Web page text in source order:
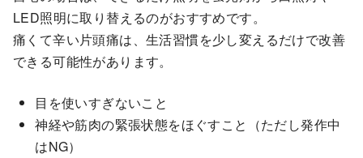
LED照明に取り替えるのがおすすめです。
痛くて辛い片頭痛は、生活習慣を少し変えるだけで改善
できる可能性があります。
目を使いすぎないこと
神経や筋肉の緊張状態をほぐすこと（ただし発作中
はNG）